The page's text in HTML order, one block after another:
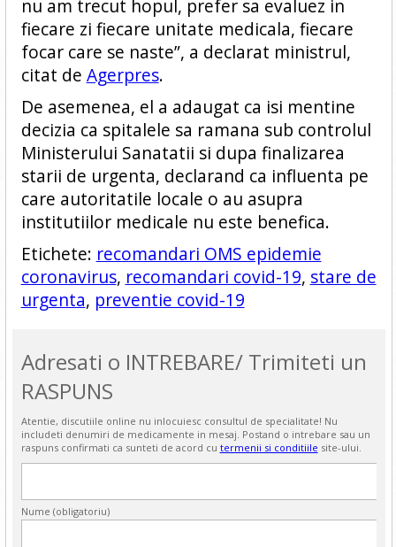
nu am trecut hopul, prefer sa evaluez in
fiecare zi fiecare unitate medicala, fiecare
focar care se naste”, a declarat ministrul,
citat de Agerpres.
De asemenea, el a adaugat ca isi mentine
decizia ca spitalele sa ramana sub controlul
Ministerului Sanatatii si dupa finalizarea
starii de urgenta, declarand ca influenta pe
care autoritatile locale o au asupra
institutiilor medicale nu este benefica.
Etichete: recomandari OMS epidemie
coronavirus, recomandari covid-19, stare de
urgenta, preventie covid-19
Adresati o INTREBARE/ Trimiteti un
RASPUNS
Atentie, discutiile online nu inlocuiesc consultul de specialitate! Nu
includeti denumiri de medicamente in mesaj. Postand o intrebare sau un
raspuns confirmati ca sunteti de acord cu termenii si conditiile site-ului.
Nume (obligatoriu)